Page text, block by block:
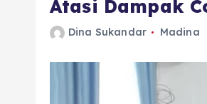
Atasi Dampak
Dina Sukandar Madina